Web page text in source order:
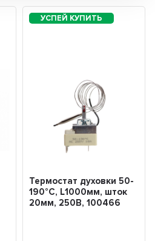
Термостат духовки 50-
190°С, L1000мм, шток
20мм, 250В, 100466